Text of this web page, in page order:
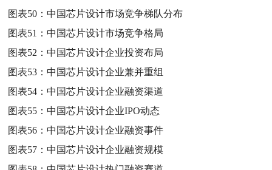
图表50：中国芯片设计市场竞争梯队分布
图表51：中国芯片设计市场竞争格局
图表52：中国芯片设计企业投资布局
图表53：中国芯片设计企业兼并重组
图表54：中国芯片设计企业融资渠道
图表55：中国芯片设计企业IPO动态
图表56：中国芯片设计企业融资事件
图表57：中国芯片设计企业融资规模